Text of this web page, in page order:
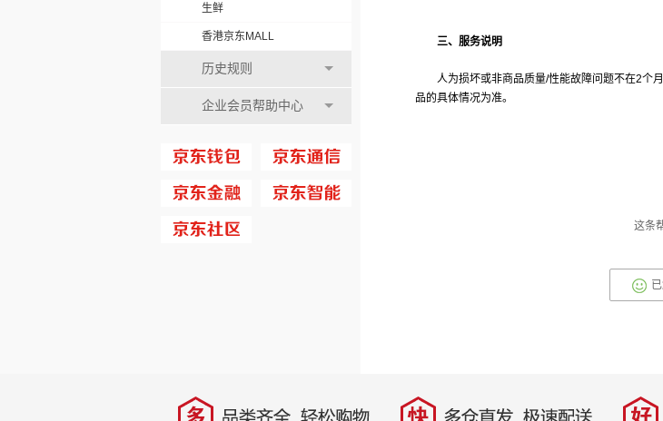
生鲜
香港京东MALL
历史规则
企业会员帮助中心
三、服务说明
人为损坏或非商品质量/性能故障问题不在2个
品的具体情况为准。
这条
多 品类齐全，轻松购物 快 多仓直发，极速配送 好